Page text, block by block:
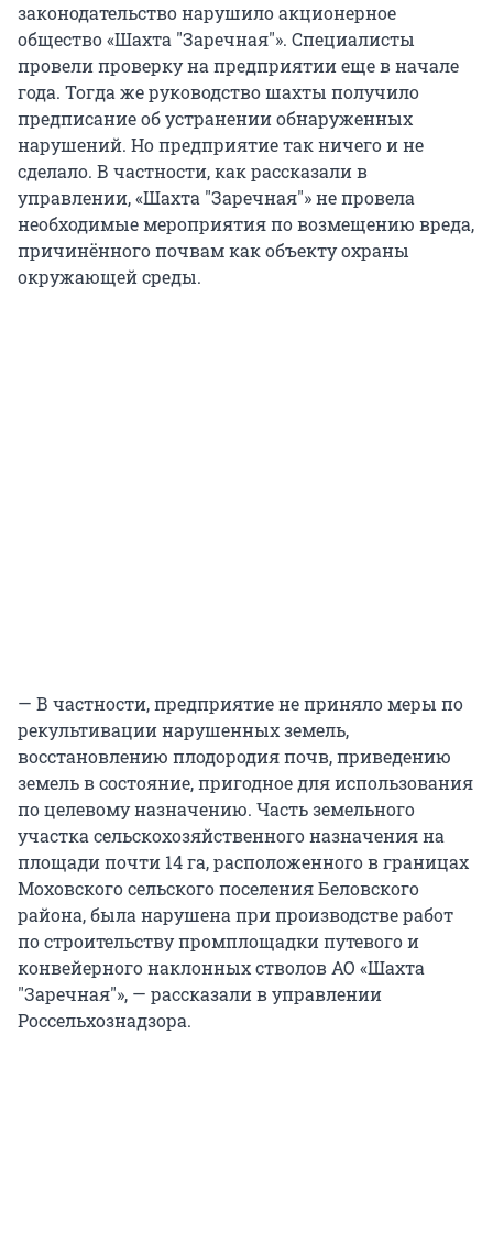
законодательство нарушило акционерное
общество «Шахта "Заречная"». Специалисты
провели проверку на предприятии еще в начале
года. Тогда же руководство шахты получило
предписание об устранении обнаруженных
нарушений. Но предприятие так ничего и не
сделало. В частности, как рассказали в
управлении, «Шахта "Заречная"» не провела
необходимые мероприятия по возмещению вреда,
причинённого почвам как объекту охраны
окружающей среды.
— В частности, предприятие не приняло меры по
рекультивации нарушенных земель,
восстановлению плодородия почв, приведению
земель в состояние, пригодное для использования
по целевому назначению. Часть земельного
участка сельскохозяйственного назначения на
площади почти 14 га, расположенного в границах
Моховского сельского поселения Беловского
района, была нарушена при производстве работ
по строительству промплощадки путевого и
конвейерного наклонных стволов АО «Шахта
"Заречная"», — рассказали в управлении
Россельхознадзора.